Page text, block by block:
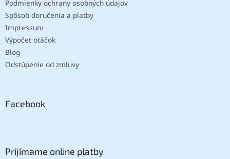
Podmienky ochrany osobných údajov
Spôsob doručenia a platby
Impressum
Výpočet otáčok
Blog
Odstúpenie od zmluvy
Facebook
Prijímame online platby